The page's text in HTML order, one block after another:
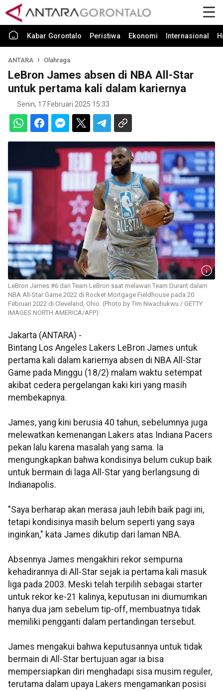
Kabar Gorontalo Peristiwa Ekonomi Internasional
ANTARA Olahraga
LeBron James absen di NBA All-Star
untuk pertama kali dalam kariernya
Senin, 17 Februari 2025 15:33
LeBron James #6 dari Team LeBron saat melawan Team Durant dalam
NBA All-Star Game 2022 di Rocket Mortgage Fieldhouse pada 20
Februari 2022 di Cleveland, Ohio. (Photo by Tim Nwachukwu / GETTY
IMAGES NORTH AMERICA/AFP)
Jakarta (ANTARA) -
Bintang Los Angeles Lakers LeBron James untuk
pertama kali dalam kariernya absen di NBA All-Star
Game pada Minggu (18/2) malam waktu setempat
akibat cedera pergelangan kaki kiri yang masih
membekapnya.
James, yang kini berusia 40 tahun, sebelumnya juga
melewatkan kemenangan Lakers atas Indiana Pacers
pekan lalu karena masalah yang sama. Ia
mengungkapkan bahwa kondisinya belum cukup baik
untuk bermain di laga All-Star yang berlangsung di
Indianapolis.
"Saya berharap akan merasa jauh lebih baik pagi ini,
tetapi kondisinya masih belum seperti yang saya
inginkan," kata James dikutip dari laman NBA.
Absennya James mengakhiri rekor sempurna
kehadirannya di All-Star sejak ia pertama kali masuk
liga pada 2003. Meski telah terpilih sebagai starter
untuk rekor ke-21 kalinya, keputusan ini diumumkan
hanya dua jam sebelum tip-off, membuatnya tidak
memiliki pengganti dalam pertandingan tersebut.
James mengakui bahwa keputusannya untuk tidak
bermain di All-Star bertujuan agar ia bisa
mempersiapkan diri menghadapi sisa musim reguler,
terutama dalam upaya Lakers mengamankan posisi